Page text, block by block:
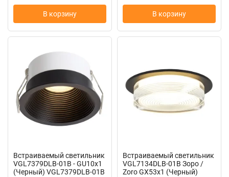
В корзину В корзину
Встраиваемый светильник
VGL7379DLB-01B - GU10x1
(Черный) VGL7379DLB-01B
Встраиваемый светильник
VGL7134DLB-01B Зоро /
Zoro GX53x1 (Черный)